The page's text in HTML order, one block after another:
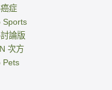
症
Sports
論版
次方
Pets